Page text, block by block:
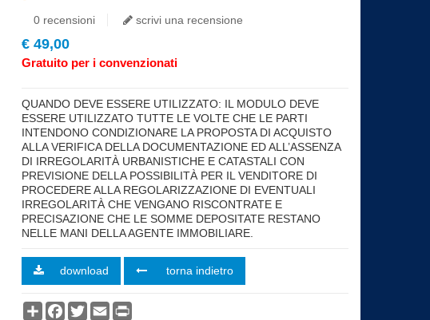
0 recensioni scrivi una recensione
€ 49,00
Gratuito per i convenzionati
QUANDO DEVE ESSERE UTILIZZATO: IL MODULO DEVE
ESSERE UTILIZZATO TUTTE LE VOLTE CHE LE PARTI
INTENDONO CONDIZIONARE LA PROPOSTA DI ACQUISTO
ALLA VERIFICA DELLA DOCUMENTAZIONE ED ALL’ASSENZA
DI IRREGOLARITÀ URBANISTICHE E CATASTALI CON
PREVISIONE DELLA POSSIBILITÀ PER IL VENDITORE DI
PROCEDERE ALLA REGOLARIZZAZIONE DI EVENTUALI
IRREGOLARITÀ CHE VENGANO RISCONTRATE E
PRECISAZIONE CHE LE SOMME DEPOSITATE RESTANO
NELLE MANI DELLA AGENTE IMMOBILIARE.
download torna indietro
CondividiFacebook
TwitterEmail